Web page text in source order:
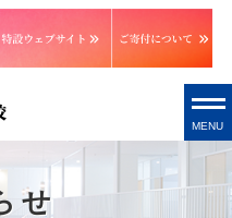
MENU
せ